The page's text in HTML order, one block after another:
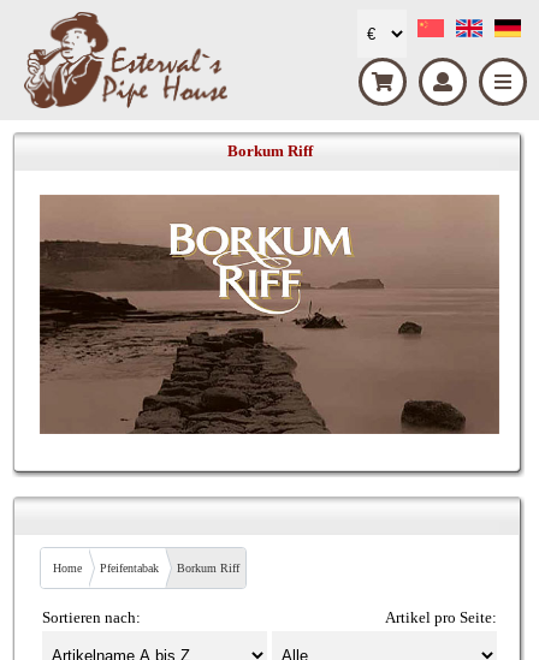
Borkum Riff
Home Pfeifentabak Borkum Riff
Sortieren nach: Artikel pro Seite: